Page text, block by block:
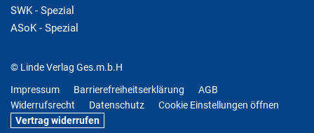
SWK - Spezial
ASoK - Spezial
© Linde Verlag Ges.m.b.H
Impressum
Barrierefreiheitserklärung
AGB
Widerrufsrecht
Datenschutz
Cookie Einstellungen öffnen
Vertrag widerrufen